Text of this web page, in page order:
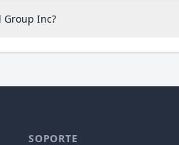
Group Inc?
SOPORTE